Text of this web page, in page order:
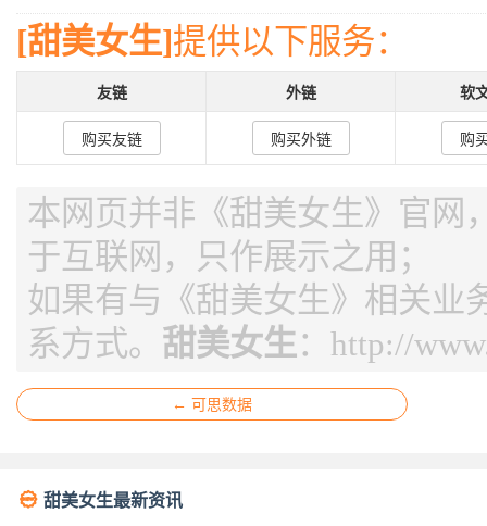
[甜美女生]提供以下服务：
友链 外链 软
购买友链 购买外链 购
本网页并非《甜美女生》官网
于互联网，只作展示之用；
如果有与《甜美女生》相关业
系方式。 甜美女生： http://
← 可思数据
 甜美女生最新资讯